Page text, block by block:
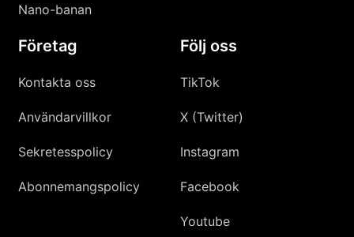
Nano-banan
Företag
Kontakta oss
Användarvillkor
Sekretesspolicy
Abonnemangspolicy
Följ oss
TikTok
X (Twitter)
Instagram
Facebook
Youtube